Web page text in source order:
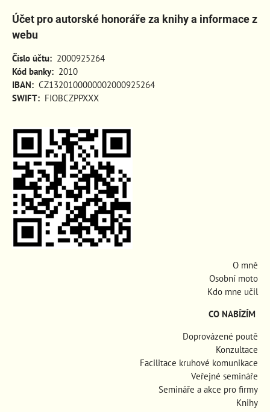
Účet pro autorské honoráře za knihy a informace z
webu
Číslo účtu: 2000925264
Kód banky: 2010
IBAN: CZ1320100000002000925264
SWIFT: FIOBCZPPXXX
O mně
Osobní moto
Kdo mne učil
CO NABÍZÍM
Doprovázené poutě
Konzultace
Facilitace kruhové komunikace
Veřejné semináře
Semináře a akce pro firmy
Knihy